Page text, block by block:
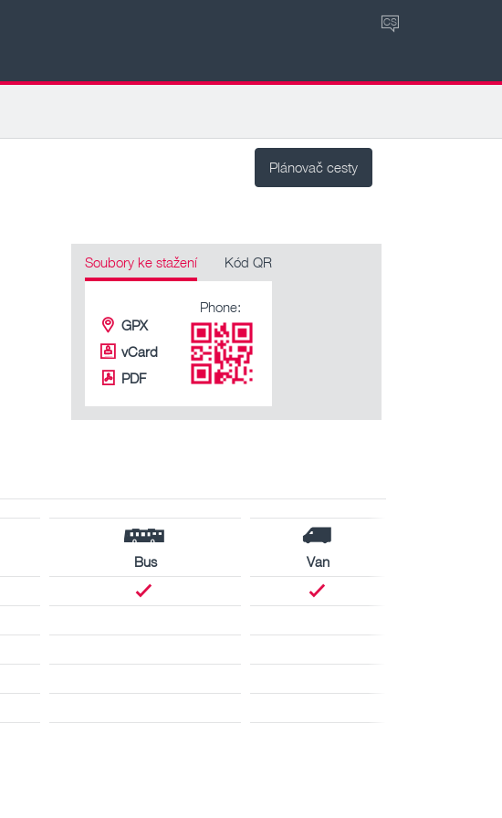
CS
Plánovač cesty
Soubory ke stažení Kód QR
GPX
vCard
PDF
Phone:
Bus
Van